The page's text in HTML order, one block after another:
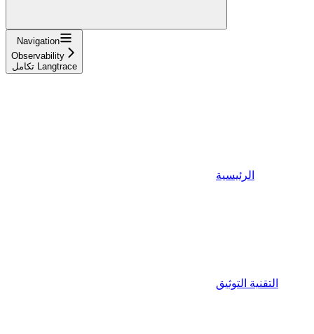
Navigation
Observability
تكامل Langtrace
الرئيسية
التقنية التوثيق